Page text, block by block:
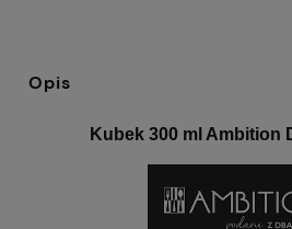
Opis
Kubek 300 ml Ambition